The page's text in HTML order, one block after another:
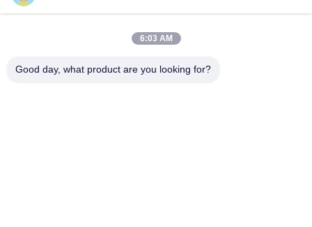
공장 직판 가격 향기 에센셜 오일 미니 디퓨저 60ml 알루미늄
100Ml 프리미엄 에센셜 오일 디퓨저 머신 아로마테라피 공기 디퓨
6:03 AM
Good day, what product are you looking for?